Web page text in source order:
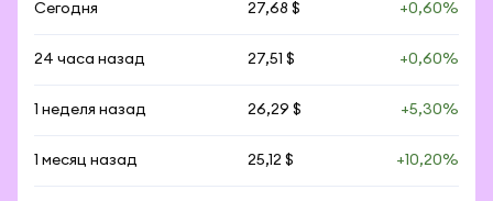
Сегодня 27,68 $ +0,60%
24 часа назад 27,51 $ +0,60%
1 неделя назад 26,29 $ +5,30%
1 месяц назад 25,12 $ +10,20%